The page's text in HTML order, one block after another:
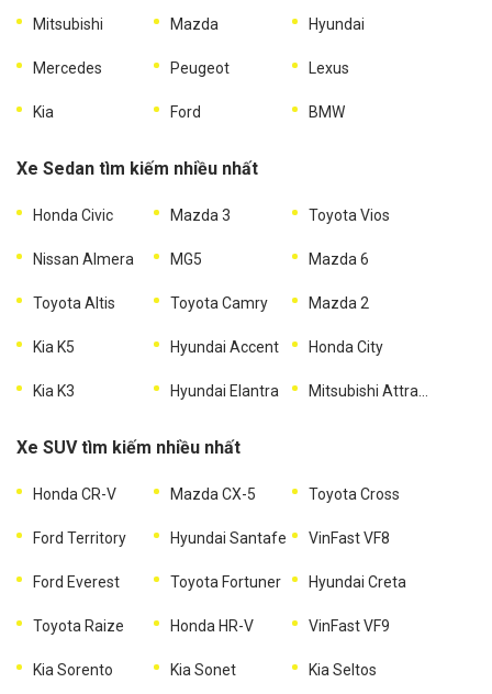
Mitsubishi Mazda Hyundai
Mercedes Peugeot Lexus
Kia Ford BMW
Xe Sedan tìm kiếm nhiều nhất
Honda Civic Mazda 3 Toyota Vios
Nissan Almera MG5 Mazda 6
Toyota Altis Toyota Camry Mazda 2
Kia K5 Hyundai Accent Honda City
Kia K3 Hyundai Elantra Mitsubishi Attrage
Xe SUV tìm kiếm nhiều nhất
Honda CR-V Mazda CX-5 Toyota Cross
Ford Territory Hyundai Santafe VinFast VF8
Ford Everest Toyota Fortuner Hyundai Creta
Toyota Raize Honda HR-V VinFast VF9
Kia Sorento Kia Sonet Kia Seltos